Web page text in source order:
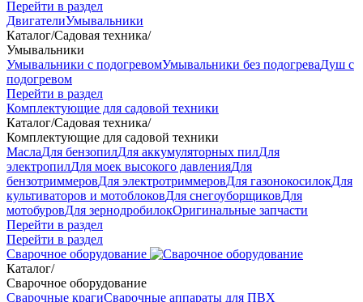
Перейти в раздел
ДвигателиУмывальники
Каталог/Садовая техника/
Умывальники
Умывальники с подогревомУмывальники без подогреваДуш с
подогревом
Перейти в раздел
Комплектующие для садовой техники
Каталог/Садовая техника/
Комплектующие для садовой техники
МаслаДля бензопилДля аккумуляторных пилДля
электропилДля моек высокого давленияДля
бензотриммеровДля электротриммеровДля газонокосилокДля
культиваторов и мотоблоковДля снегоуборщиковДля
мотобуровДля зернодробилокОригинальные запчасти
Перейти в раздел
Перейти в раздел
Сварочное оборудование
Каталог/
Сварочное оборудование
Сварочные крагиСварочные аппараты для ПВХ